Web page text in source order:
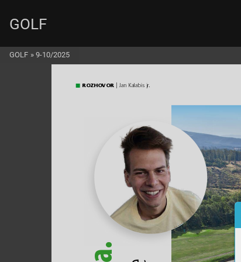
ROZHOVOR | Jan Kalabis jr.
a
.
GOLF
GOLF » 9-10/2025